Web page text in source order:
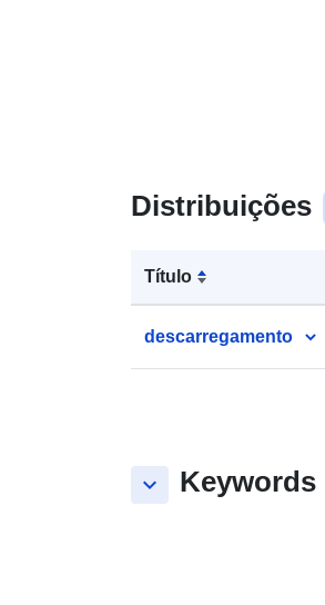
Distribuições
Título
descarregamento
keyboard_arrow_down Keywords